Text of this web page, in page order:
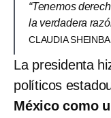
“Tenemos
la verdadera
CLAUDIA
La presidenta
políticos
México como